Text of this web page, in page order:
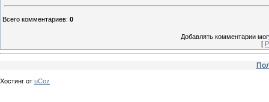
Всего комментариев: 0
Добавлять комментарии
[
Хостинг от uCoz